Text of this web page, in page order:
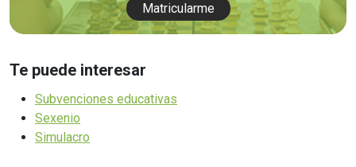
Matricularme
Te puede interesar
Subvenciones educativas
Sexenio
Simulacro